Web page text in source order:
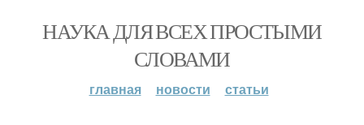
НАУКА ДЛЯ ВСЕХ ПРОСТЫМИ
СЛОВАМИ
главная новости статьи